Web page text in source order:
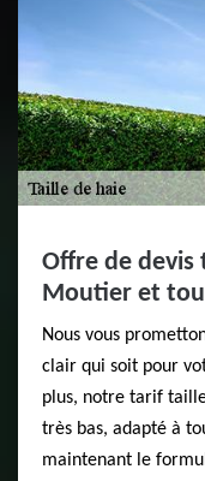
Offre de devis
Moutier et
Nous vous
clair qui soit pour
plus, notre tarif
très bas, adapté à
maintenant le